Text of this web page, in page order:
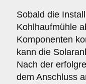
Sobald die
Kohlhaufmühle
Komponenten
kann die
Nach der
dem Anschluss